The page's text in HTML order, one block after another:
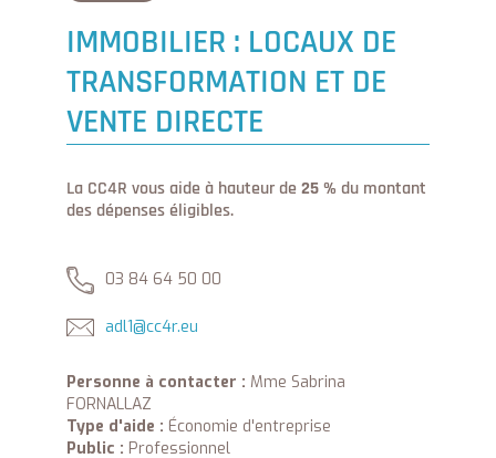
IMMOBILIER : LOCAUX DE
TRANSFORMATION ET DE
VENTE DIRECTE
La CC4R vous aide à hauteur de 25 % du montant
des dépenses éligibles.
03 84 64 50 00
adl1@cc4r.eu
Personne à contacter : Mme Sabrina
FORNALLAZ
Type d'aide : Économie d'entreprise
Public : Professionnel